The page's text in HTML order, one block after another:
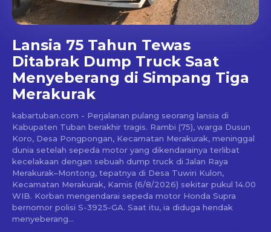
Lansia 75 Tahun Tewas
Ditabrak Dump Truck Saat
Menyeberang di Simpang Tiga
Merakurak
kabartuban.com - Perjalanan pulang seorang lansia di
Kabupaten Tuban berakhir tragis. Rambi (75), warga Dusun
Koro, Desa Pongpongan, Kecamatan Merakurak, meninggal
dunia setelah sepeda motor yang dikendarainya terlibat
kecelakaan dengan sebuah dump truck di Jalan Raya
Merakurak–Montong, tepatnya di Desa Tuwiri Kulon,
Kecamatan Merakurak, Kamis (6/8/2026) sekitar pukul 14.00
WIB. Korban mengendarai sepeda motor Honda Supra
bernomor polisi S-3925-GA. Saat itu, ia diduga hendak
menyeberang...